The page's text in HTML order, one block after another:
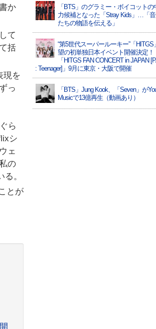
か
て
括
現を
っ
ら
シ
ェ
の
。
とが
「BTS」のグラミー・ボイコットの
力候補となった「Stray Kids」…「
たちの物語を伝える」
“第5世代スーパールーキー”「HITGS
望の初単独日本イベント開催決定！
「HITGS FAN CONCERT in JAPAN
: Teenager]」9月に東京・大阪で開催
「BTS」Jung Kook、「Seven」が
Musicで13億再生（動画あり）